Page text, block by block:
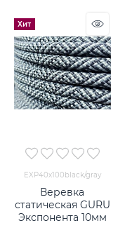
Хит
EXP40х100black/gray
Веревка
статическая GURU
Экспонента 10мм